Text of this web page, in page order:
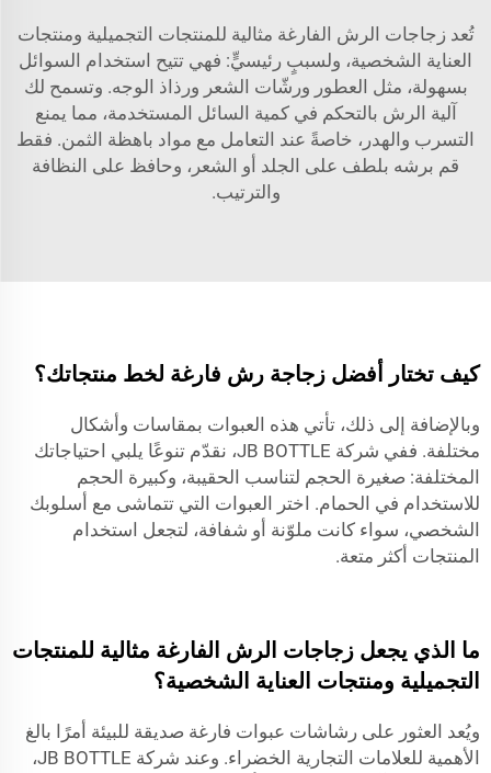
تُعد زجاجات الرش الفارغة مثالية للمنتجات التجميلية ومنتجات
العناية الشخصية، ولسببٍ رئيسيٍّ: فهي تتيح استخدام السوائل
بسهولة، مثل العطور ورشّات الشعر ورذاذ الوجه. وتسمح لك
آلية الرش بالتحكم في كمية السائل المستخدمة، مما يمنع
التسرب والهدر، خاصةً عند التعامل مع مواد باهظة الثمن. فقط
قم برشه بلطف على الجلد أو الشعر، وحافظ على النظافة
والترتيب.
كيف تختار أفضل زجاجة رش فارغة لخط منتجاتك؟
وبالإضافة إلى ذلك، تأتي هذه العبوات بمقاسات وأشكال
مختلفة. ففي شركة JB BOTTLE، نقدّم تنوعًا يلبي احتياجاتك
المختلفة: صغيرة الحجم لتناسب الحقيبة، وكبيرة الحجم
للاستخدام في الحمام. اختر العبوات التي تتماشى مع أسلوبك
الشخصي، سواء كانت ملوّنة أو شفافة، لتجعل استخدام
المنتجات أكثر متعة.
ما الذي يجعل زجاجات الرش الفارغة مثالية للمنتجات
التجميلية ومنتجات العناية الشخصية؟
ويُعد العثور على رشاشات عبوات فارغة صديقة للبيئة أمرًا بالغ
الأهمية للعلامات التجارية الخضراء. وعند شركة JB BOTTLE،